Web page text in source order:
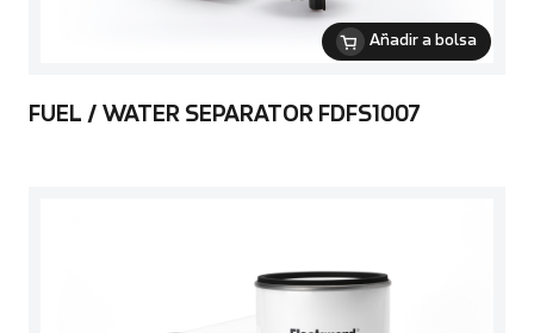
Añadir a bolsa
FUEL / WATER SEPARATOR FDFS1007